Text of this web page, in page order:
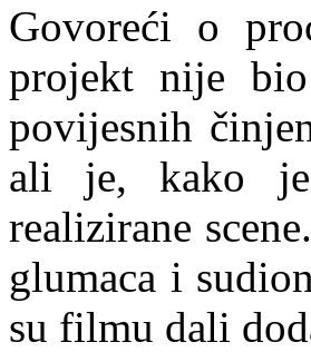
Govoreći o
projekt nije
povijesnih
ali je, kako je
realizirane
glumaca i
su filmu dali